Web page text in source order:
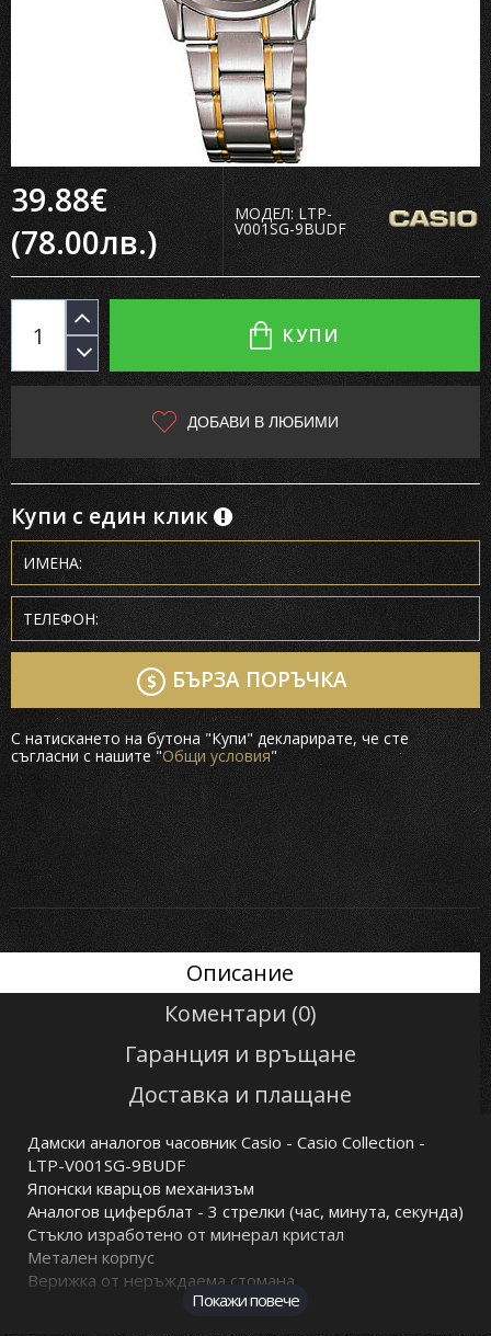
39.88€
(78.00лв.)
МОДЕЛ:LTP-
V001SG-9BUDF
КУПИ
ДОБАВИ В ЛЮБИМИ
Купи с един клик
БЪРЗА ПОРЪЧКА
С натискането на бутона "Купи" декларирате, че сте
съгласни с нашите "Общи условия"
Описание
Коментари (0)
Гаранция и връщане
Доставка и плащане
Дамски аналогов часовник Casio - Casio Collection -
LTP-V001SG-9BUDF
Японски кварцов механизъм
Аналогов циферблат - 3 стрелки (час, минута, секунда)
Стъкло изработено от минерал кристал
Метален корпус
Верижка от неръждаема стомана
Размери: 31 × 25 × 7.6 mmПокажи повече